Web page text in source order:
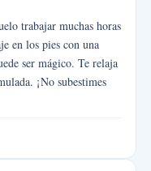
trabajar muchas horas
en los pies con una
ser mágico. Te relaja
¡No subestimes